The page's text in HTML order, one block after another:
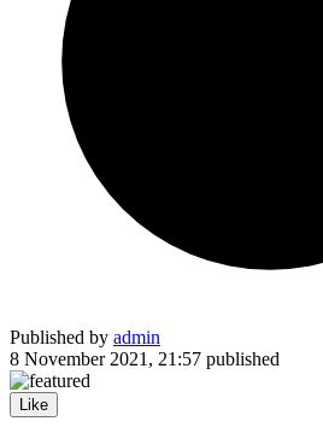
Published by admin
8 November 2021, 21:57 published
Like